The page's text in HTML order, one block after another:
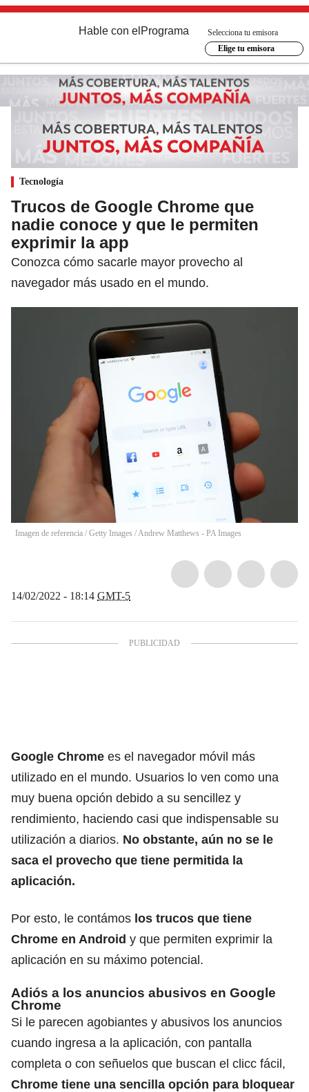
Hable con el Programa
Selecciona tu emisora
Elige tu emisora
Tecnología
Trucos de Google Chrome que
nadie conoce y que le permiten
exprimir la app
Conozca cómo sacarle mayor provecho al
navegador más usado en el mundo.
Imagen de referencia / Getty Images /Andrew Matthews - PA Images
14/02/2022 - 18:14 GMT-5
Google Chrome es el navegador móvil más
utilizado en el mundo. Usuarios lo ven como una
muy buena opción debido a su sencillez y
rendimiento, haciendo casi que indispensable su
utilización a diarios. No obstante, aún no se le
saca el provecho que tiene permitida la
aplicación.
Por esto, le contámos los trucos que tiene
Chrome en Android y que permiten exprimir la
aplicación en su máximo potencial.
Adiós a los anuncios abusivos en Google
Chrome
Si le parecen agobiantes y abusivos los anuncios
cuando ingresa a la aplicación, con pantalla
completa o con señuelos que buscan el clicc fácil,
Chrome tiene una sencilla opción para bloquear